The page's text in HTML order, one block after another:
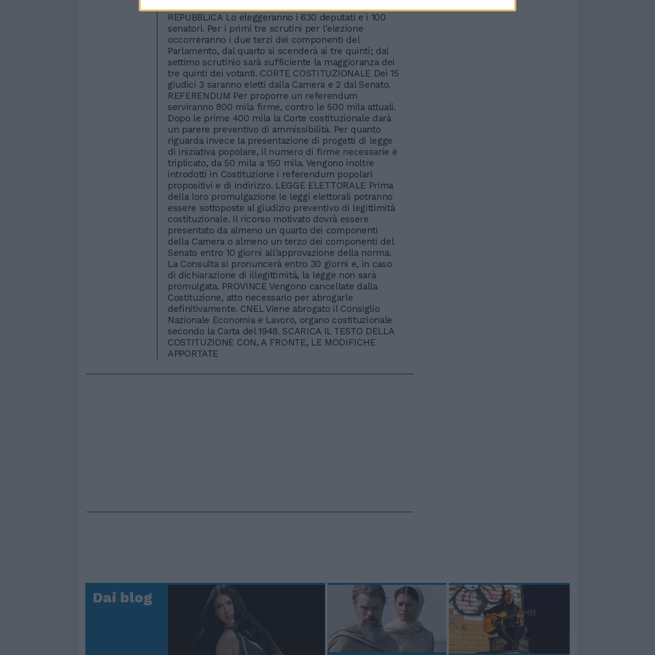
REPUBBLICA Lo eleggeranno i 630 deputati e i 100
senatori. Per i primi tre scrutini per l'elezione
occorreranno i due terzi dei componenti del
Parlamento, dal quarto si scenderà ai tre quinti; dal
settimo scrutinio sarà sufficiente la maggioranza dei
tre quinti dei votanti. CORTE COSTITUZIONALE Dei 15
giudici 3 saranno eletti dalla Camera e 2 dal Senato.
REFERENDUM Per proporre un referendum
serviranno 800 mila firme, contro le 500 mila attuali.
Dopo le prime 400 mila la Corte costituzionale darà
un parere preventivo di ammissibilità. Per quanto
riguarda invece la presentazione di progetti di legge
di iniziativa popolare, il numero di firme necessarie è
triplicato, da 50 mila a 150 mila. Vengono inoltre
introdotti in Costituzione i referendum popolari
propositivi e di indirizzo. LEGGE ELETTORALE Prima
della loro promulgazione le leggi elettorali potranno
essere sottoposte al giudizio preventivo di legittimità
costituzionale. Il ricorso motivato dovrà essere
presentato da almeno un quarto dei componenti
della Camera o almeno un terzo dei componenti del
Senato entro 10 giorni all'approvazione della norma.
La Consulta si pronuncerà entro 30 giorni e, in caso
di dichiarazione di illegittimità, la legge non sarà
promulgata. PROVINCE Vengono cancellate dalla
Costituzione, atto necessario per abrogarle
definitivamente. CNEL Viene abrogato il Consiglio
Nazionale Economia e Lavoro, organo costituzionale
secondo la Carta del 1948. SCARICA IL TESTO DELLA
COSTITUZIONE CON, A FRONTE, LE MODIFICHE
APPORTATE
Dai blog